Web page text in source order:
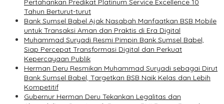
Pertahankan Predikat Platinum Service Excellence 10
Tahun Berturut-turut
Bank Sumsel Babel Ajak Nasabah Manfaatkan BSB Mobile
untuk Transaksi Aman dan Praktis di Era Digital
Muhammad Suryadi Resmi Pimpin Bank Sumsel Babel,
Siap Percepat Transformasi Digital dan Perkuat
Kepercayaan Publik
Herman Deru Resmikan Muhammad Suryadi sebagai Dirut
Bank Sumsel Babel, Targetkan BSB Naik Kelas dan Lebih
Kompetitif
Gubernur Herman Deru Tekankan Legalitas dan